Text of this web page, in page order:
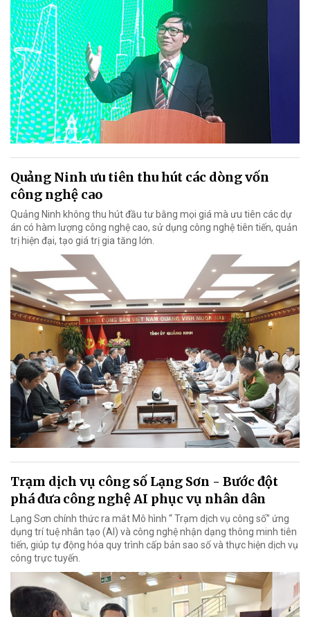
Quảng Ninh ưu tiên thu hút các dòng vốn
công nghệ cao
Quảng Ninh không thu hút đầu tư bằng mọi giá mà ưu tiên các dự
án có hàm lượng công nghệ cao, sử dụng công nghệ tiên tiến, quản
trị hiện đại, tạo giá trị gia tăng lớn.
Trạm dịch vụ công số Lạng Sơn - Bước đột
phá đưa công nghệ AI phục vụ nhân dân
Lạng Sơn chính thức ra mắt Mô hình “ Trạm dịch vụ công số” ứng
dụng trí tuệ nhân tạo (AI) và công nghệ nhận dạng thông minh tiên
tiến, giúp tự động hóa quy trình cấp bản sao số và thực hiện dịch vụ
công trực tuyến.